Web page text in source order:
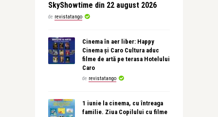
SkyShowtime din 22 august 2026
de revistatango
Cinema în aer liber: Happy
Cinema și Caro Cultura aduc
filme de artă pe terasa Hotelului
Caro
de revistatango
1 iunie la cinema, cu întreaga
familie. Ziua Copilului cu filme